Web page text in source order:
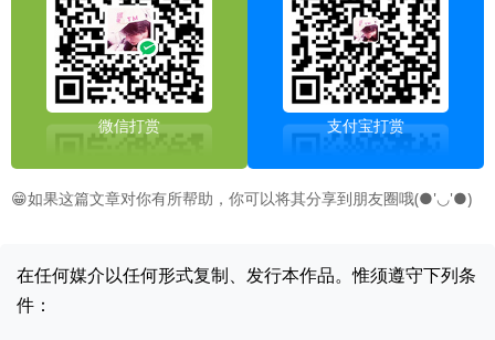
微信打赏 支付宝打赏
😁如果这篇文章对你有所帮助，你可以将其分享到朋友圈哦(●'◡'●)
在任何媒介以任何形式复制、发行本作品。惟须遵守下列条
件：